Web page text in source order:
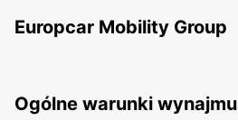
Europcar Mobility Group
Ogólne warunki wynajmu